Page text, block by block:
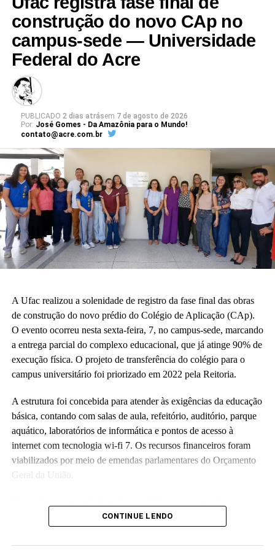
Leia Mais: UFAC
construção do novo CAp no
campus-sede — Universidade
Federal do Acre
PUBLICADO 2 dias atrásem 7 de agosto de 2026
Por: José Gomes - Da Amazônia para o Mundo!
contato@acre.com.br
A Ufac realizou a solenidade de registro da fase final das obras
de construção do novo prédio do Colégio de Aplicação (CAp).
O evento ocorreu nesta sexta-feira, 7, no campus-sede, marcando
a entrega parcial do complexo educacional, que já atinge 90% de
execução física. O projeto de transferência do colégio para o
campus universitário foi priorizado em 2022 pela Reitoria.
A estrutura foi concebida para atender às exigências da educação
básica, contando com salas de aula, refeitório, auditório, parque
aquático, laboratórios de informática e pontos de acesso à
internet com tecnologia wi-fi 7. Os recursos financeiros foram
viabilizados por meio de emendas parlamentares do Orçamento
Geral da União.
realização de um compromisso com a qualidade da educação
reitora Guida Aquino. Ela informou que o antigo prédio do
CONTINUE LENDO